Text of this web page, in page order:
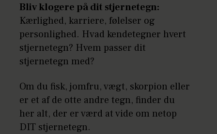
Bliv klogere på dit stjernetegn:
Kærlighed, karriere, følelser og
personlighed. Hvad kendetegner hvert
stjernetegn? Hvem passer dit
stjernetegn med?
Om du fisk, jomfru, vægt, skorpion eller
er et af de otte andre tegn, finder du
her alt, der er værd at vide om netop
DIT stjernetegn.